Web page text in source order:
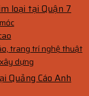
loại tại Quận 7
trang trí nghệ thuật
dựng
Quảng Cáo Anh